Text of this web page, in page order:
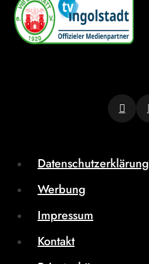
Datenschutzerklärung
Werbung
Impressum
Kontakt